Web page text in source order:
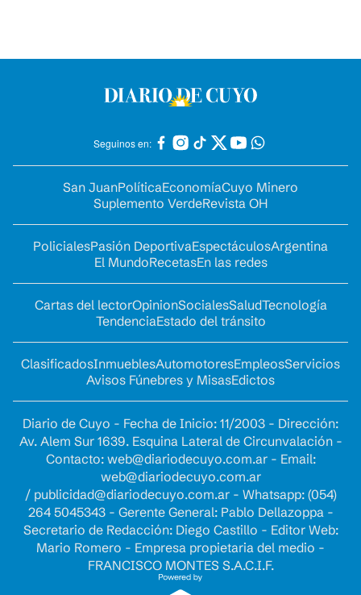
Seguinos en:
San JuanPolíticaEconomíaCuyo Minero
Suplemento VerdeRevista OH
PolicialesPasión DeportivaEspectáculosArgentina
El MundoRecetasEn las redes
Cartas del lectorOpinionSocialesSaludTecnología
TendenciaEstado del tránsito
ClasificadosInmueblesAutomotoresEmpleosServicios
Avisos Fúnebres y MisasEdictos
Diario de Cuyo - Fecha de Inicio: 11/2003 - Dirección:
Av. Alem Sur 1639. Esquina Lateral de Circunvalación -
Contacto: web@diariodecuyo.com.ar- Email:
web@diariodecuyo.com.ar
/ publicidad@diariodecuyo.com.ar- Whatsapp: (054)
264 5045343 - Gerente General: Pablo Dellazoppa -
Secretario de Redacción: Diego Castillo - Editor Web:
Mario Romero - Empresa propietaria del medio -
FRANCISCO MONTES S.A.C.I.F.